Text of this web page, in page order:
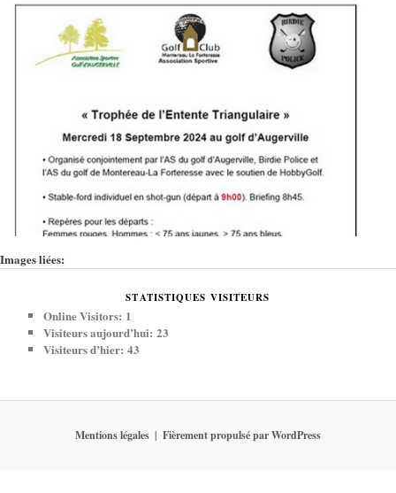
Images liées:
STATISTIQUES VISITEURS
Online Visitors: 1
Visiteurs aujourd’hui:23
Visiteurs d’hier:43
Mentions légales Fièrement propulsé par WordPress